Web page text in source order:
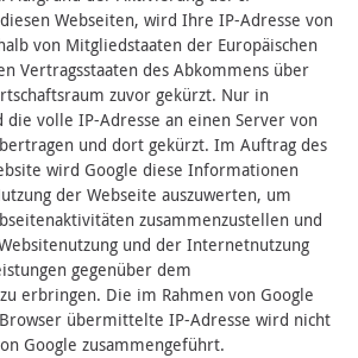
Webseiten, wird Ihre IP-Adresse von
von Mitgliedstaaten der Europäischen
Vertragsstaaten des Abkommens über
zuvor gekürzt. Nur in
volle IP-Adresse an einen Server von
und dort gekürzt. Im Auftrag des
wird Google diese Informationen
der Webseite auszuwerten, um
zusammenzustellen und
und der Internetnutzung
gegenüber dem
erbringen. Die im Rahmen von Google
übermittelte IP-Adresse wird nicht
Google zusammengeführt.